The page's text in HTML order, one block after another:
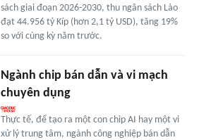
sách giai đoạn 2026-2030, thu ngân sách Lào
đạt 44.956 tỷ Kíp (hơn 2,1 tỷ USD), tăng 19%
so với cùng kỳ năm trước.
Ngành chip bán dẫn và vi mạch
chuyên dụng
Thực tế, để tạo ra một con chip AI hay một vi
xử lý trung tâm, ngành công nghiệp bán dẫn